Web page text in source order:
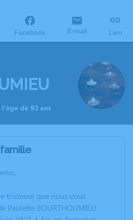
Facebook E-mail Lien
de 92 ans
tristesse que nous vous
Paulette BOURTHOUMIEU